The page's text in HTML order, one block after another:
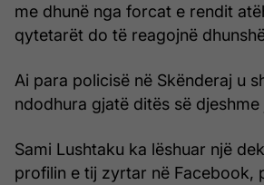
me dhunë nga forcat e rendit
qytetarët do të reagojnë
Ai para policisë në Skënderaj u
ndodhura gjatë ditës së djeshme
Sami Lushtaku ka lëshuar një
profilin e tij zyrtar në Facebook,